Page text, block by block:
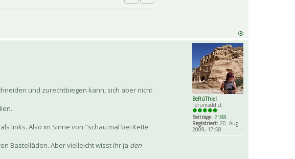
ZitatPrivate Nachricht senden
BeRúThiel
Forumaddict
Beiträge: 2188
Registriert: 20. Aug
2009, 17:58
und zurechtbiegen kann, sich aber nicht
links. Also im Sinne von "schau mal bei Kette
Bastelläden. Aber vielleicht wisst ihr ja den